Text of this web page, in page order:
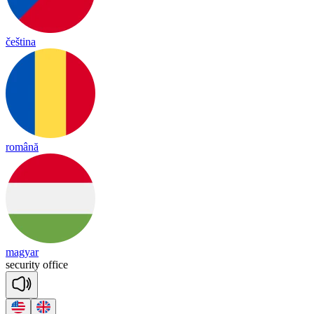
čeština
română
magyar
security office